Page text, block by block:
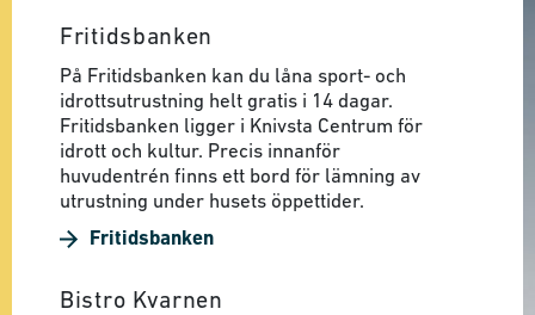
Fritidsbanken
På Fritidsbanken kan du låna sport- och
idrottsutrustning helt gratis i 14 dagar.
Fritidsbanken ligger i Knivsta Centrum för
idrott och kultur. Precis innanför
huvudentrén finns ett bord för lämning av
utrustning under husets öppettider.
Fritidsbanken
Bistro Kvarnen